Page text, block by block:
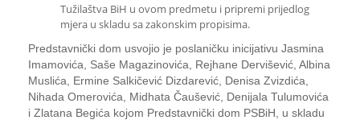
Tužilaštva BiH u ovom predmetu i pripremi prijedlog
mjera u skladu sa zakonskim propisima.
Predstavnički dom usvojio je poslaničku inicijativu Jasmina
Imamovića, Saše Magazinovića, Rejhane Dervišević, Albina
Muslića, Ermine Salkičević Dizdarević, Denisa Zvizdića,
Nihada Omerovića, Midhata Čaušević, Denijala Tulumovića
i Zlatana Begića kojom Predstavnički dom PSBiH, u skladu